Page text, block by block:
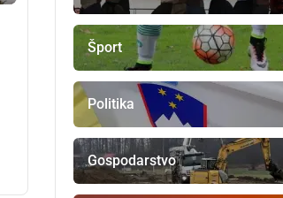
Šport
Politika
Gospodarstvo